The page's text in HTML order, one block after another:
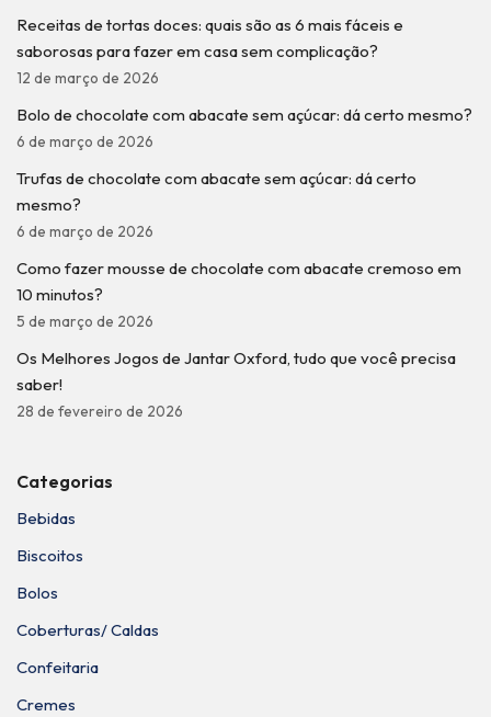
Receitas de tortas doces: quais são as 6 mais fáceis e
saborosas para fazer em casa sem complicação?
12 de março de 2026
Bolo de chocolate com abacate sem açúcar: dá certo mesmo?
6 de março de 2026
Trufas de chocolate com abacate sem açúcar: dá certo
mesmo?
6 de março de 2026
Como fazer mousse de chocolate com abacate cremoso em
10 minutos?
5 de março de 2026
Os Melhores Jogos de Jantar Oxford, tudo que você precisa
saber!
28 de fevereiro de 2026
Categorias
Bebidas
Biscoitos
Bolos
Coberturas/ Caldas
Confeitaria
Cremes